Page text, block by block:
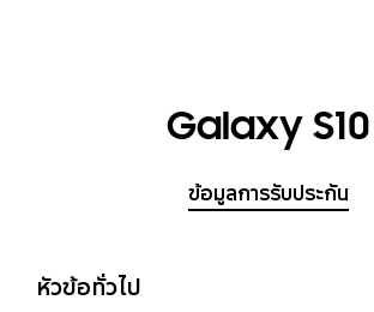
Galaxy S10
ข้อมูลการรับประกัน
หัวข้อทั่วไป